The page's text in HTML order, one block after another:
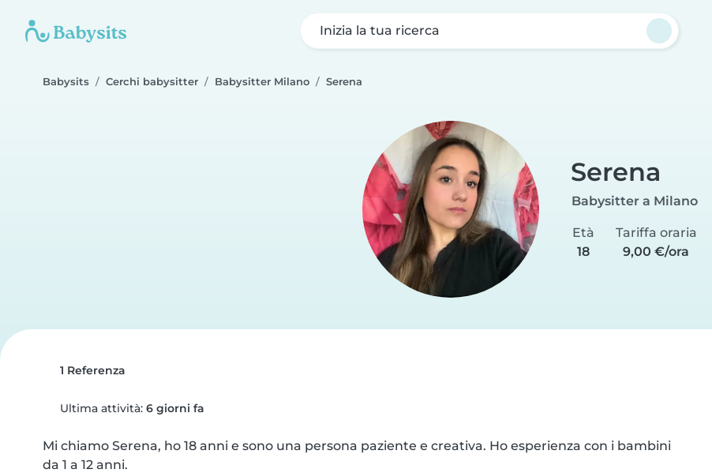
Inizia la tua ricerca
Babysits Cerchi babysitter Babysitter Milano Serena
Serena
Babysitter a Milano
Età
18
Tariffa oraria
9,00 €/ora
1 Referenza
Ultima attività: 6 giorni fa
Mi chiamo Serena, ho 18 anni e sono una persona paziente e creativa. Ho esperienza con i bambini
da 1 a 12 anni.